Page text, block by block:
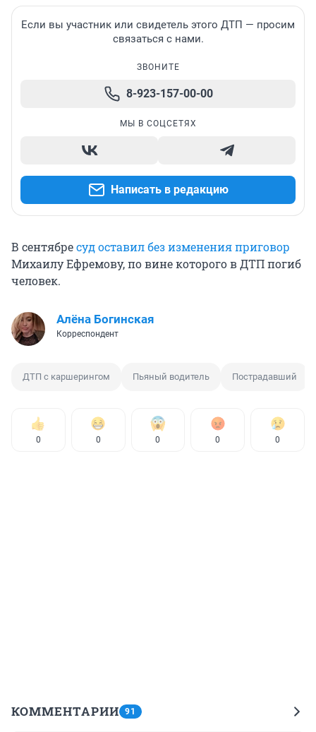
Если вы участник или свидетель этого ДТП — просим
связаться с нами.
ЗВОНИТЕ
8-923-157-00-00
МЫ В СОЦСЕТЯХ
Написать в редакцию
В сентябресуд оставил без изменения приговор
Михаилу Ефремову, по вине которого в ДТП погиб
человек.
Алёна Богинская
Корреспондент
ДТП с каршерингом Пьяный водитель Пострадавший
0 0 0 0 0
КОММЕНТАРИИ 91